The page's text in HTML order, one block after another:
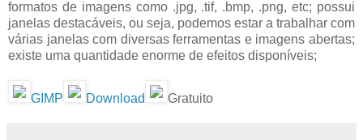
formatos de imagens como .jpg, .tif, .bmp, .png, etc; possui
janelas destacáveis, ou seja, podemos estar a trabalhar com
várias janelas com diversas ferramentas e imagens abertas;
existe uma quantidade enorme de efeitos disponíveis;
GIMP Download Gratuito